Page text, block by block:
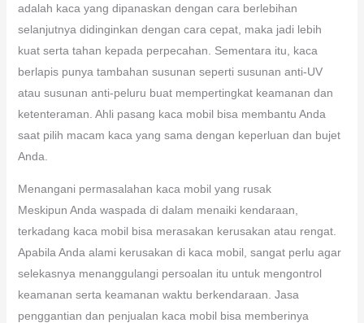
adalah kaca yang dipanaskan dengan cara berlebihan
selanjutnya didinginkan dengan cara cepat, maka jadi lebih
kuat serta tahan kepada perpecahan. Sementara itu, kaca
berlapis punya tambahan susunan seperti susunan anti-UV
atau susunan anti-peluru buat mempertingkat keamanan dan
ketenteraman. Ahli pasang kaca mobil bisa membantu Anda
saat pilih macam kaca yang sama dengan keperluan dan bujet
Anda.
Menangani permasalahan kaca mobil yang rusak
Meskipun Anda waspada di dalam menaiki kendaraan,
terkadang kaca mobil bisa merasakan kerusakan atau rengat.
Apabila Anda alami kerusakan di kaca mobil, sangat perlu agar
selekasnya menanggulangi persoalan itu untuk mengontrol
keamanan serta keamanan waktu berkendaraan. Jasa
penggantian dan penjualan kaca mobil bisa memberinya